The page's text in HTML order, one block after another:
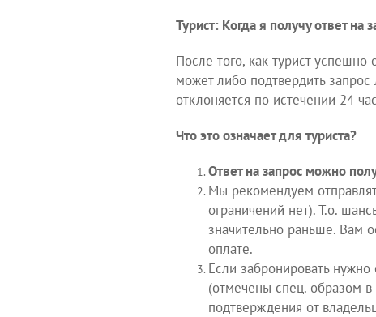
Турист: Когда я получу ответ
После того, как турист
может либо подтвердить
отклоняется по истечении 24
Что это означает для туриста?
Ответ на запрос можно
Мы рекомендуем
ограничений нет). Т.о.
значительно раньше. Вам
оплате.
Если забронировать
(отмечены спец. образом
подтверждения от